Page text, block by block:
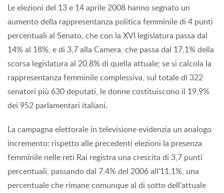
Le elezioni del 13 e 14 aprile 2008 hanno segnato un
aumento della rappresentanza politica femminile di 4 punti
percentuali al Senato, che con la XVI legislatura passa dal
14% al 18%, e di 3,7 alla Camera, che passa dal 17,1% della
scorsa legislatura al 20,8% di quella attuale; se si calcola la
rappresentanza femminile complessiva, sul totale di 322
senatori più 630 deputati, le donne costituiscono il 19,9%
dei 952 parlamentari italiani.
La campagna elettorale in televisione evidenzia un analogo
incremento: rispetto alle precedenti elezioni la presenza
femminile nelle reti Rai registra una crescita di 3,7 punti
percentuali, passando dal 7,4% del 2006 all’11,1%, una
percentuale che rimane comunque al di sotto dell’attuale